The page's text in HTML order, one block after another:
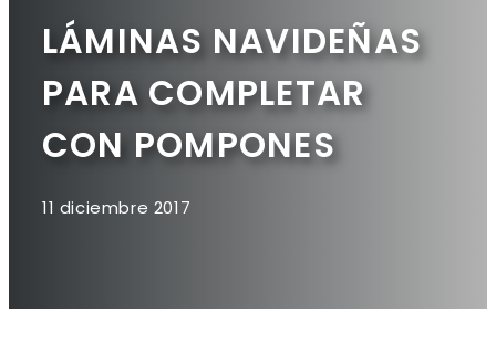
LÁMINAS NAVIDEÑAS
PARA COMPLETAR
CON POMPONES
11 diciembre 2017